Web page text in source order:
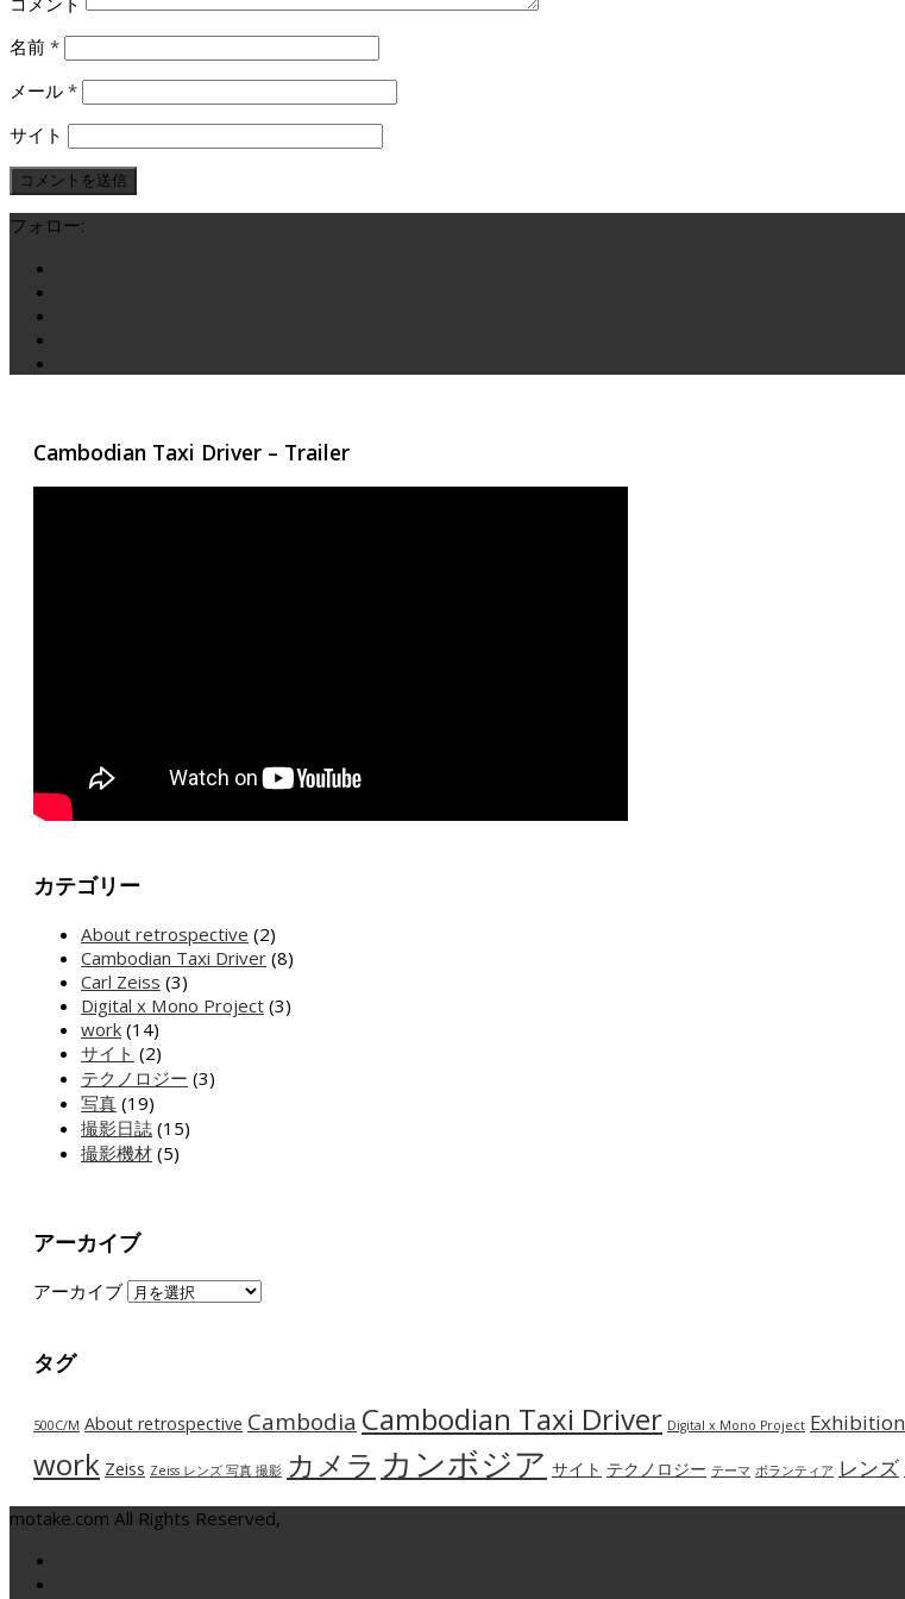
名前 *
メール *
サイト
フォロー:
Cambodian Taxi Driver – Trailer
カテゴリー
About retrospective (2)
Cambodian Taxi Driver (8)
Carl Zeiss (3)
Digital x Mono Project (3)
work (14)
サイト (2)
テクノロジー (3)
写真 (19)
撮影日誌 (15)
撮影機材 (5)
アーカイブ
アーカイブ
タグ
500C/M About retrospective Cambodia Cambodian Taxi Driver Digital x Mono Project Exhibition
work Zeiss Zeiss レンズ 写真 撮影 カメラ カンボジア サイト テクノロジー テーマ ボランティア レンズ
motake.com All Rights Reserved,